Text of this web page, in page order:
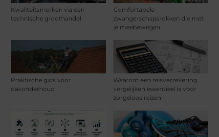
Kwaliteitsmerken via een
technische groothandel
Comfortabele
zwangerschapsrokken die met
je meebewegen
Praktische gids voor
dakonderhoud
Waarom een reisverzekering
vergelijken essentieel is voor
zorgeloos reizen